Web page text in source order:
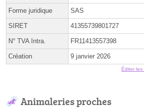
Forme juridique SAS
SIRET 41355739801727
N° TVA Intra. FR11413557398
Création 9 janvier 2026
Éditer les
Animaleries proches